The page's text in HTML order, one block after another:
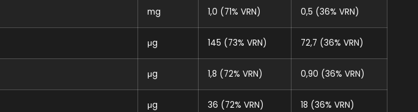
mg 1,0 (71% VRN) 0,5 (36% VRN)
μg 145 (73% VRN) 72,7 (36% VRN)
μg 1,8 (72% VRN) 0,90 (36% VRN)
μg 36 (72% VRN) 18 (36% VRN)